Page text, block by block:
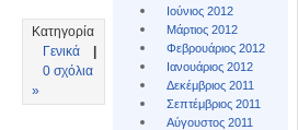
Ιούνιος 2012
Μάρτιος 2012
Φεβρουάριος 2012
Ιανουάριος 2012
Δεκέμβριος 2011
Σεπτέμβριος 2011
Αύγουστος 2011
Κατηγορία
Γενικά
0 σχόλια
»